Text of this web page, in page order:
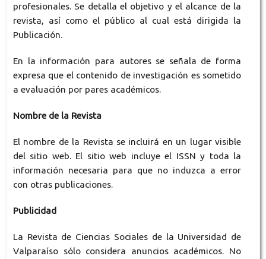
profesionales. Se detalla el objetivo y el alcance de la
revista, así como el público al cual está dirigida la
Publicación.
En la información para autores se señala de forma
expresa que el contenido de investigación es sometido
a evaluación por pares académicos.
Nombre de la Revista
El nombre de la Revista se incluirá en un lugar visible
del sitio web. El sitio web incluye el ISSN y toda la
información necesaria para que no induzca a error
con otras publicaciones.
Publicidad
La Revista de Ciencias Sociales de la Universidad de
Valparaíso sólo considera anuncios académicos. No